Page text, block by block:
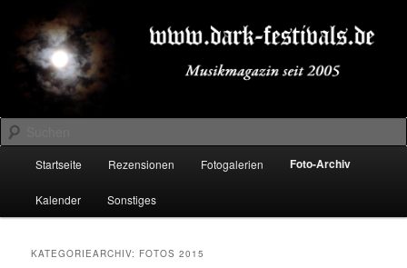
primären
Inhalt
springen
sekundären
Inhalt
springenDARK-FESTIVALS.DE
Suchen
Startseite Rezensionen Fotogalerien Foto-Archiv
Kalender Sonstiges
KATEGORIEARCHIV: FOTOS 2015